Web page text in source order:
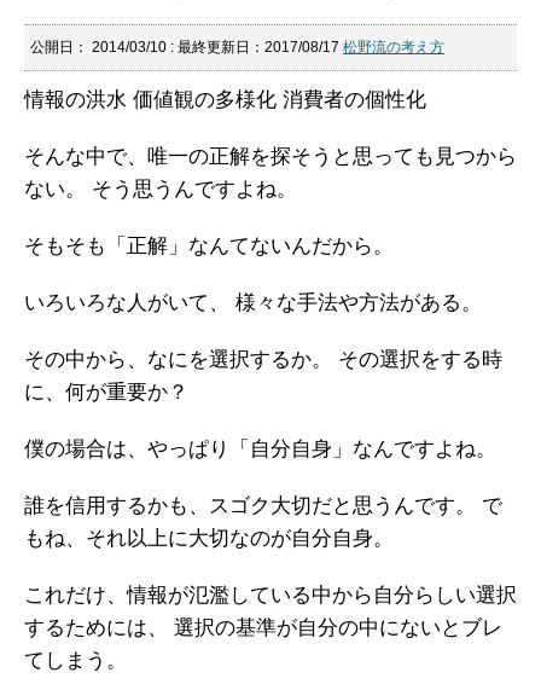
マーケティング塾
書籍
お問い合わせ
公開日： 2014/03/10 : 最終更新日：2017/08/17 松野流の考え方
情報の洪水 価値観の多様化 消費者の個性化
そんな中で、唯一の正解を探そうと思っても見つから
ない。
そう思うんですよね。
そもそも「正解」なんてないんだから。
いろいろな人がいて、 様々な手法や方法がある。
その中から、なにを選択するか。
その選択をする時
に、何が重要か？
僕の場合は、やっぱり「自分自身」なんですよね。
誰を信用するかも、スゴク大切だと思うんです。
で
もね、それ以上に大切なのが自分自身。
これだけ、情報が氾濫している中から自分らしい選択
するためには、
選択の基準が自分の中にないとブレ
てしまう。